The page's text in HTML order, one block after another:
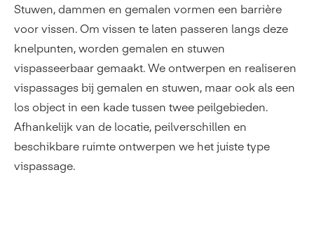
Stuwen, dammen en gemalen vormen een barrière
voor vissen. Om vissen te laten passeren langs deze
knelpunten, worden gemalen en stuwen
vispasseerbaar gemaakt. We ontwerpen en realiseren
vispassages bij gemalen en stuwen, maar ook als een
los object in een kade tussen twee peilgebieden.
Afhankelijk van de locatie, peilverschillen en
beschikbare ruimte ontwerpen we het juiste type
vispassage.